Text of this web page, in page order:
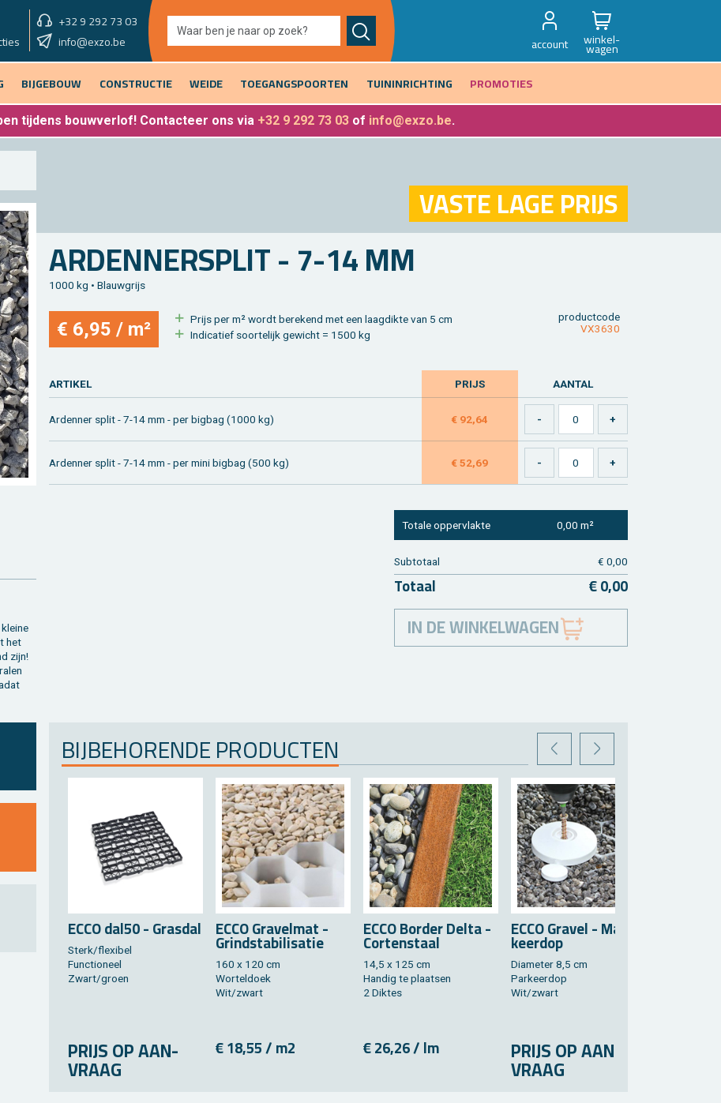
+32 9 292 73 03
showroom morgen
info@exzo.be 9u - 12u30 account winkel-
wagen
BIJGEBOUW CONSTRUCTIE WEIDE TOEGANGSPOORTEN TUININRICHTING PROMOTIES
tijdens bouwverlof! Contacteer ons via +32 9 292 73 03 of info@exzo.be.
VASTE LAGE PRIJS
het
zijn!
AR­DEN­NERSPLIT - 7-14 MM
1000 kg • Blauw­grijs
€ 6,95 / m²
Prijs per m² wordt be­re­kend met een laag­dik­te van 5 cm
In­di­ca­tief soor­te­lijk ge­wicht = 1500 kg
product­code
VX3630
AR­TI­KEL PRIJS AAN­TAL
Ar­den­ner split - 7-14 mm - per big­bag (1000 kg) € 92,64
Ar­den­ner split - 7-14 mm - per mini big­bag (500 kg) € 52,69
To­ta­le op­per­vlak­te 0,00 m²
Sub­to­taal € 0,00
To­taal € 0,00
IN DE WINKELWAGEN
BIJ­BE­HO­REN­DE PRO­DUC­TEN VORIGEVOLGENDE
ECCO dal50 - Gras­dal
Sterk/flexi­bel
Func­ti­o­neel
Zwart/groen
PRIJS OP AAN­
VRAAG
ECCO Gra­vel­mat -
Grindsta­bi­li­sa­tie
160 x 120 cm
Wor­tel­doek
Wit/zwart
€ 18,55 / m2
ECCO Bor­der Delta -
Cor­ten­staal
14,5 x 125 cm
Han­dig te plaat­sen
2 Dik­tes
€ 26,26 / lm
ECCO Gra­vel - Mar­
keer­dop
Dia­me­ter 8,5 cm
Par­keer­dop
Wit/zwart
PRIJS OP AAN­
VRAAG